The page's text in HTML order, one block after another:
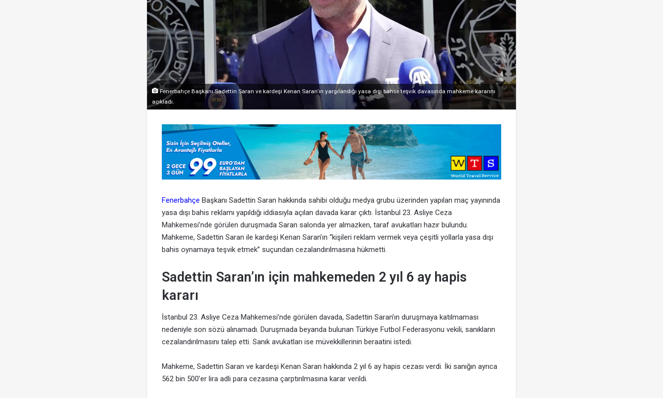
Fenerbahçe Başkanı Sadettin Saran ve kardeşi Kenan Saran’ın yargılandığı yasa dışı bahse teşvik davasında mahkeme kararını
açıkladı.
Fenerbahçe Başkanı Sadettin Saran hakkında sahibi olduğu medya grubu üzerinden yapılan maç yayınında
yasa dışı bahis reklamı yapıldığı iddiasıyla açılan davada karar çıktı. İstanbul 23. Asliye Ceza
Mahkemesi’nde görülen duruşmada Saran salonda yer almazken, taraf avukatları hazır bulundu.
Mahkeme, Sadettin Saran ile kardeşi Kenan Saran’ın “kişileri reklam vermek veya çeşitli yollarla yasa dışı
bahis oynamaya teşvik etmek” suçundan cezalandırılmasına hükmetti.
Sadettin Saran’ın için mahkemeden 2 yıl 6 ay hapis
kararı
İstanbul 23. Asliye Ceza Mahkemesi’nde görülen davada, Sadettin Saran’ın duruşmaya katılmaması
nedeniyle son sözü alınamadı. Duruşmada beyanda bulunan Türkiye Futbol Federasyonu vekili, sanıkların
cezalandırılmasını talep etti. Sanık avukatları ise müvekkillerinin beraatini istedi.
Mahkeme, Sadettin Saran ve kardeşi Kenan Saran hakkında 2 yıl 6 ay hapis cezası verdi. İki sanığın ayrıca
562 bin 500’er lira adli para cezasına çarptırılmasına karar verildi.